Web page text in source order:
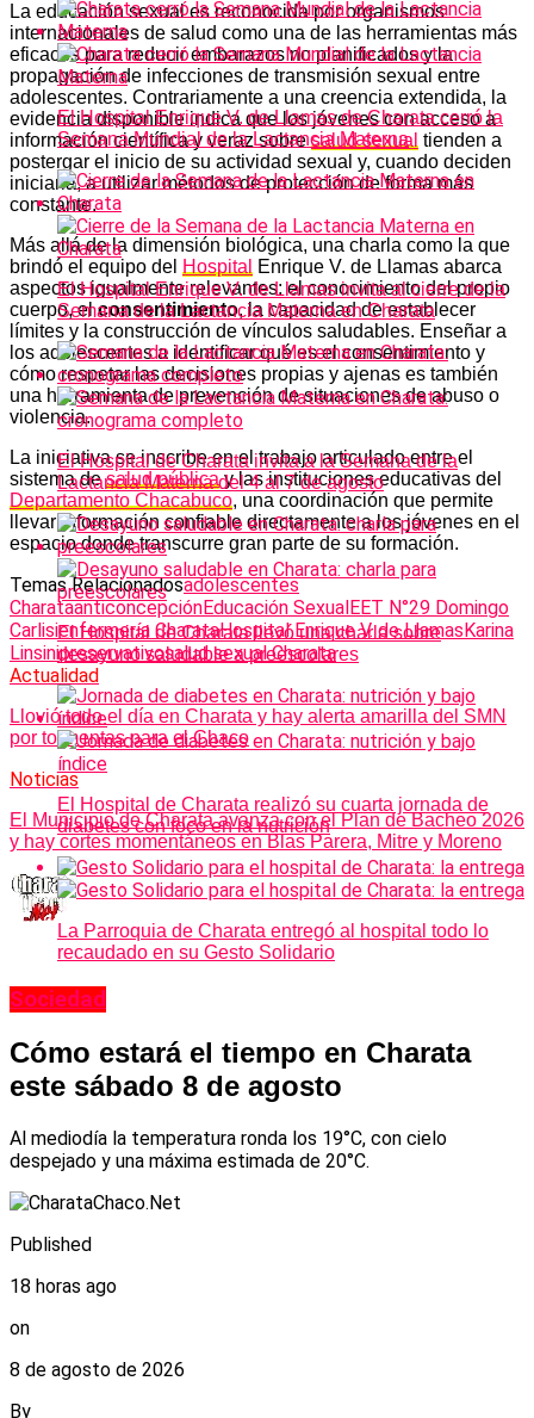
La educación sexual es reconocida por organismos
internacionales de salud como una de las herramientas más
eficaces para reducir embarazos no planificados y la
propagación de infecciones de transmisión sexual entre
adolescentes. Contrariamente a una creencia extendida, la
evidencia disponible indica que los jóvenes con acceso a
información científica y veraz sobresalud sexual tienden a
postergar el inicio de su actividad sexual y, cuando deciden
iniciarla, a utilizar métodos de protección de forma más
constante.
Más allá de la dimensión biológica, una charla como la que
brindó el equipo del Hospital Enrique V. de Llamas abarca
aspectos igualmente relevantes: el conocimiento del propio
cuerpo, elconsentimiento, la capacidad de establecer
límites y la construcción de vínculos saludables. Enseñar a
los adolescentes a identificar qué es el consentimiento y
cómo respetar las decisiones propias y ajenas es también
una herramienta de prevención de situaciones de abuso o
violencia.
La iniciativa se inscribe en el trabajo articulado entre el
sistema desalud públicay las instituciones educativas del
Departamento Chacabuco, una coordinación que permite
llevar información confiable directamente a los jóvenes en el
espacio donde transcurre gran parte de su formación.
Temas Relacionadosadolescentes
CharataanticoncepciónEducación Sexual EET N°29 Domingo
Carlisienfermería CharataHospital Enrique V. de Llamas Karina
Linsinipreservativosalud sexual Charata
Actualidad
Llovió todo el día en Charata y hay alerta amarilla del SMN
por tormentas para el Chaco
Noticias
El Municipio de Charata avanza con el Plan de Bacheo 2026
y hay cortes momentáneos en Blas Parera, Mitre y Moreno
El Hospital Enrique V. de Llamas de Charata cerró la
Semana Mundial de la Lactancia Materna
El Hospital Enrique V. de Llamas invita al cierre de la
Semana de la Lactancia Materna en Charata
El Hospital de Charata invita a la Semana de la
Lactancia Materna del 4 al 7 de agosto
El Hospital de Charata llevó una charla sobre
desayuno saludable a preescolares
El Hospital de Charata realizó su cuarta jornada de
diabetes con foco en la nutrición
La Parroquia de Charata entregó al hospital todo lo
recaudado en su Gesto Solidario
Sociedad
Cómo estará el tiempo en Charata
este sábado 8 de agosto
Al mediodía la temperatura ronda los 19°C, con cielo
despejado y una máxima estimada de 20°C.
Published
18 horas ago
on
8 de agosto de 2026
By